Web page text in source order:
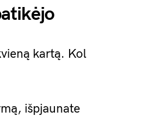
kartą. Kol
išpjaunate